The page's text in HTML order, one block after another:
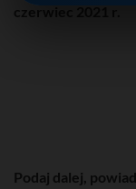
czerwiec 2021 r.
Podaj dalej,